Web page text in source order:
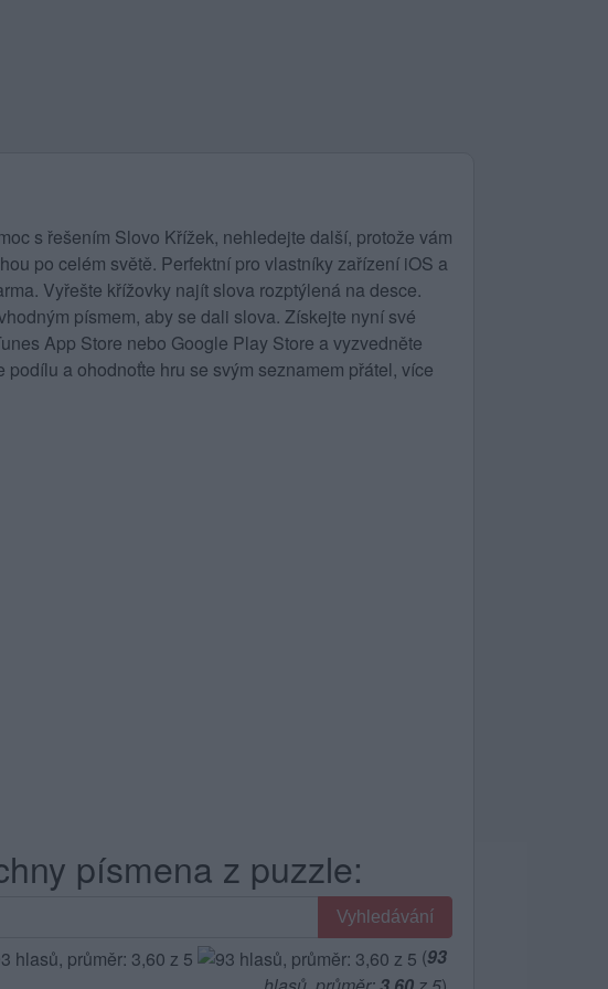
s řešením Slovo Křížek, nehledejte další, protože vám
po celém světě. Perfektní pro vlastníky zařízení iOS a
Vyřešte křížovky najít slova rozptýlená na desce.
písmem, aby se dali slova. Získejte nyní své
App Store nebo Google Play Store a vyzvedněte
a ohodnoťte hru se svým seznamem přátel, více
písmena z puzzle:
Vyhledávání
(93